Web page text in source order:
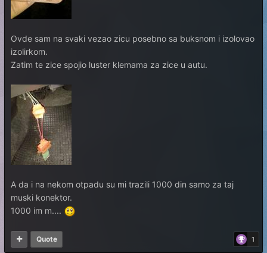
Ovde sam na svaki vezao zicu posebno sa buksnom i izolovao
izolirkom.
Zatim te zice spojio luster klemama za zice u autu.
A da i na nekom otpadu su mi trazili 1000 din samo za taj
muski konektor.
1000 im m....
1
Quote